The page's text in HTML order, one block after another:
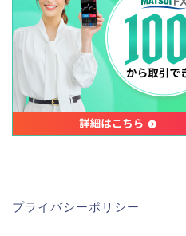
プライバシーポリシー